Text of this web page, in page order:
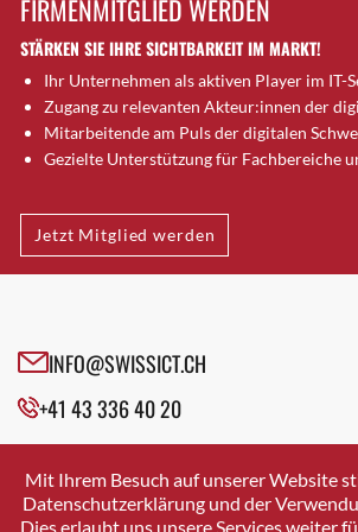
Brugg AG
Brütten
Bubendorf
Bubikon
Buchs (SG)
Bäretswil
Bülach
Cazis
Crissier
Davos Platz
Dierikon
Dietikon
FIRMENMITGLIED WERDEN
STÄRKEN SIE IHRE SICHTBARKEIT IM MARKT!
Ihr Unternehmen als aktiven Player im IT-
Zugang zu relevanten Akteur:innen der
Mitarbeitende am Puls der digitalen
Gezielte Unterstützung für Fachbereiche
Jetzt Mitglied werden
INFO@SWISSICT.CH
+41 43 336 40 20
SWISSICT
VULKANSTRASSE 120
8048 ZURICH
Mit Ihrem Besuch auf unserer Website
Datenschutzerklärung und der
Dies erlaubt uns unsere Services weiter